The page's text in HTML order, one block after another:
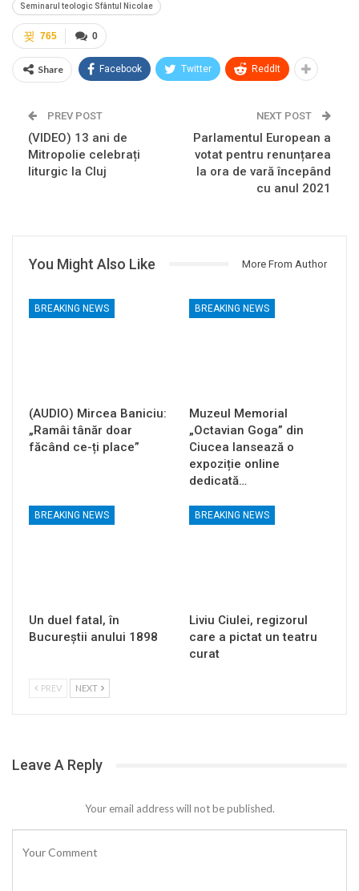
Seminarul teologic Sfântul Nicolae
0
765
Share Facebook Twitter ReddIt
PREV POST
(VIDEO) 13 ani de
Mitropolie celebrați
liturgic la Cluj
NEXT POST
Parlamentul European a
votat pentru renunțarea
la ora de vară începând
cu anul 2021
You Might Also Like More From Author
BREAKING NEWS
(AUDIO) Mircea Baniciu:
„Ramâi tânăr doar
făcând ce-ți place”
BREAKING NEWS
Muzeul Memorial
„Octavian Goga” din
Ciucea lansează o
expoziție online
dedicată…
BREAKING NEWS
Un duel fatal, în
Bucureştii anului 1898
BREAKING NEWS
Liviu Ciulei, regizorul
care a pictat un teatru
curat
PREV NEXT
Leave A Reply
Your email address will not be published.